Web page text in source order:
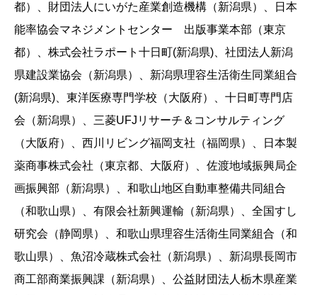
都）、財団法人にいがた産業創造機構（新潟県）、日本
能率協会マネジメントセンター 出版事業本部（東京
都）、株式会社ラポート十日町(新潟県)、社団法人新潟
県建設業協会（新潟県）、新潟県理容生活衛生同業組合
(新潟県)、東洋医療専門学校（大阪府）、十日町専門店
会（新潟県）、三菱UFJリサーチ＆コンサルティング
（大阪府）、西川リビング福岡支社（福岡県）、日本製
薬商事株式会社（東京都、大阪府）、佐渡地域振興局企
画振興部（新潟県）、和歌山地区自動車整備共同組合
（和歌山県）、有限会社新興運輸（新潟県）、全国すし
研究会（静岡県）、和歌山県理容生活衛生同業組合（和
歌山県）、魚沼冷蔵株式会社（新潟県）、新潟県長岡市
商工部商業振興課（新潟県）、公益財団法人栃木県産業